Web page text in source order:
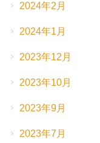
2024年2月
2024年1月
2023年12月
2023年10月
2023年9月
2023年7月